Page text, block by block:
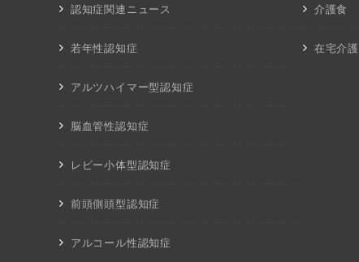
認知症関連ニュース
若年性認知症
アルツハイマー型認知症
脳血管性認知症
レビー小体型認知症
前頭側頭型認知症
アルコール性認知症
介護食
在宅介護